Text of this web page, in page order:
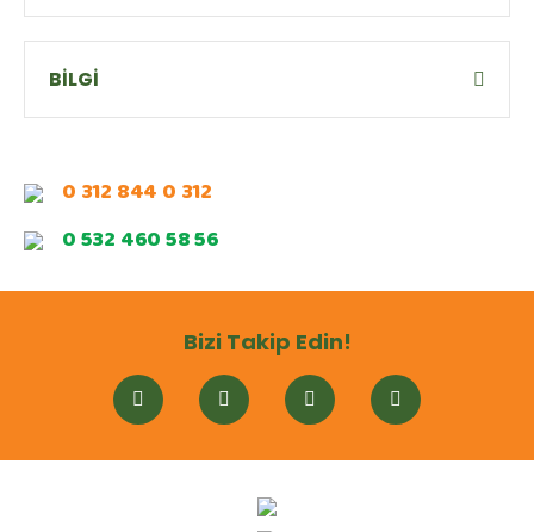
BİLGİ
0 312 844 0 312
0 532 460 58 56
Bizi Takip Edin!